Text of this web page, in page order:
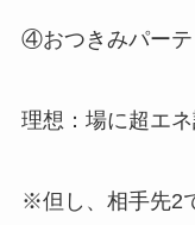
④おつきみパーテ
理想：場に超エ
※但し、相手先2